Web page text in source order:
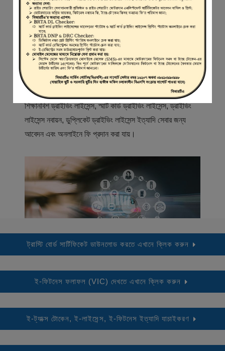
বিআরটিএ সার্ভিস পোর্টালে
স্বাগতম
বিআরটিএ সার্ভিস পোর্টাল (বিএসপি) বাংলাদেশ রোড ট্রান্সপোর্ট অথরিটি
(বিআরটিএ) এর একটি অনলাইন সেবা প্রদানের মাধ্যম যেখানে ড্রাইভার,
মোটরযান মালিক, মোটরযান বিক্রেতাদের নিবন্ধিত করা হয় এবং
শিক্ষানবিশ ড্রাইভিং লাইসেন্স, স্মার্ট কার্ড ড্রাইভিং লাইসেন্স, ড্রাইভিং
লাইসেন্স নবায়ন, ডুপ্লিকেট ড্রাইভিং লাইসেন্স ইত্যাদি সেবার জন্য
আবেদন এবং অনলাইনে ফি প্রদান করা যায়।
ট্রাস্টি বোর্ড সার্টিফিকেট ডাউনলোড করতে এখানে ক্লিক করুন
ই-ফিটনেস ফলাফল (VIC) দেখতে এখানে ক্লিক করুন
ই-ট্যাক্স টোকেন, ই-লাইসেন্স, ই-ফিটনেস ইত্যাদি যাচাইকরণ